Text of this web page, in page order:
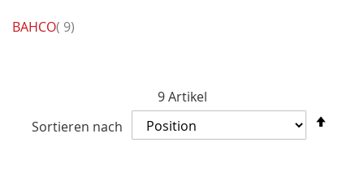
9Artikel
Sortieren nach
BAHCO 9Artikel